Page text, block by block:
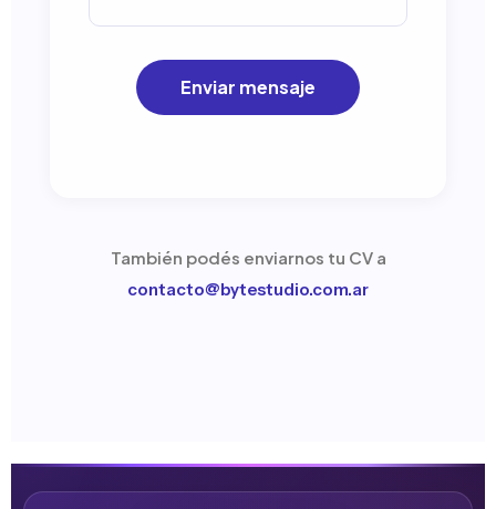
Enviar mensaje
También podés enviarnos tu CV a
contacto@bytestudio.com.ar